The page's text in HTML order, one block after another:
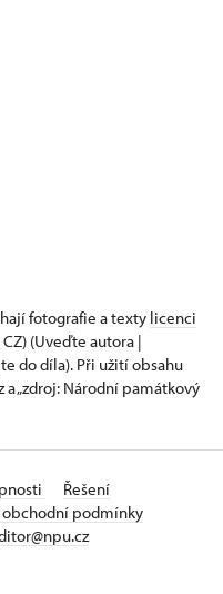
fotografie a texty licenci
CZ) (Uveďte autora |
do díla). Při užití obsahu
„zdroj: Národní památkový
Řešení
obchodní podmínky